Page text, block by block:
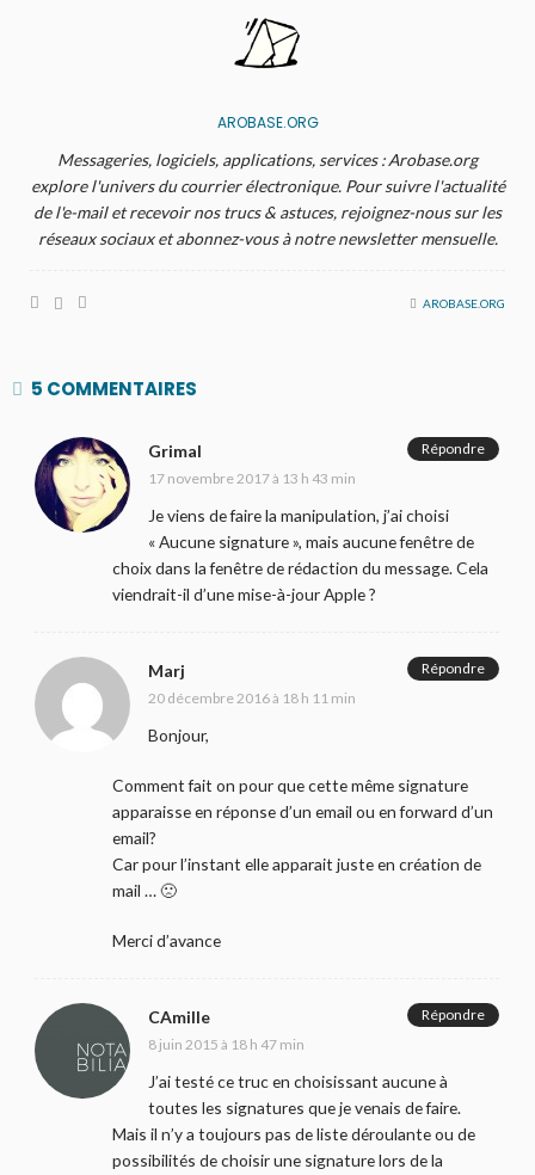
AROBASE.ORG
Messageries, logiciels, applications, services : Arobase.org
explore l'univers du courrier électronique. Pour suivre l'actualité
de l'e-mail et recevoir nos trucs & astuces, rejoignez-nous sur les
réseaux sociaux et abonnez-vous à notre newsletter mensuelle.
AROBASE.ORG
5 COMMENTAIRES
Grimal
17 novembre 2017 à 13 h 43 min
Je viens de faire la manipulation, j’ai choisi
« Aucune signature », mais aucune fenêtre de
choix dans la fenêtre de rédaction du message. Cela
viendrait-il d’une mise-à-jour Apple ?
Répondre
Marj
20 décembre 2016 à 18 h 11 min
Bonjour,
Comment fait on pour que cette même signature
apparaisse en réponse d’un email ou en forward d’un
email?
Car pour l’instant elle apparait juste en création de
mail … 🙁
Merci d’avance
Répondre
CAmille
8 juin 2015 à 18 h 47 min
J’ai testé ce truc en choisissant aucune à
toutes les signatures que je venais de faire.
Mais il n’y a toujours pas de liste déroulante ou de
possibilités de choisir une signature lors de la
Répondre